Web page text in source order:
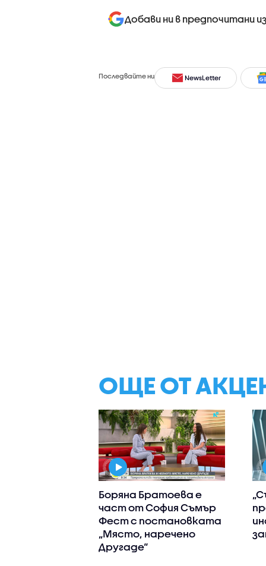
Добави ни в предпочитани
Последвайте ни NewsLetter
ОЩЕ ОТ
Боряна Братоева е
част от София Съмър
Фест с постановката
„Място, наречено
Другаде“